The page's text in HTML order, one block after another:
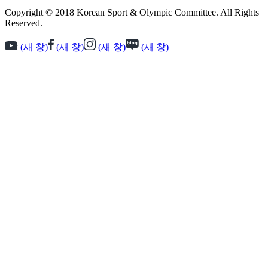
Copyright © 2018 Korean Sport & Olympic Committee. All Rights
Reserved.
(새 창) (새 창) (새 창) (새 창)